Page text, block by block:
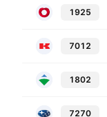
1925
7012
1802
7270